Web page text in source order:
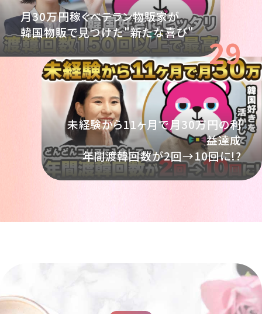
月30万円稼ぐベテラン物販家が
韓国物販で見つけた"新たな喜び"
29
未経験から11ヶ月で月30万円の利
益達成
年間渡韓回数が2回→10回に!?